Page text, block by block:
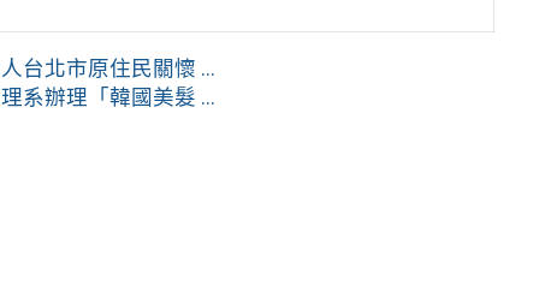
台北市原住民關懷 ...
系辦理「韓國美髮 ...